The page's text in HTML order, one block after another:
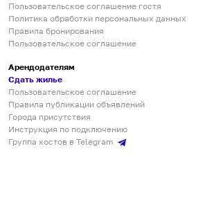
Пользовательское соглашение гостя
Политика обработки персональных данных
Правила бронирования
Пользовательское соглашение
Арендодателям
Сдать жилье
Пользовательское соглашение
Правила публикации объявлений
Города присутствия
Инструкция по подключению
Группа хостов в Telegram